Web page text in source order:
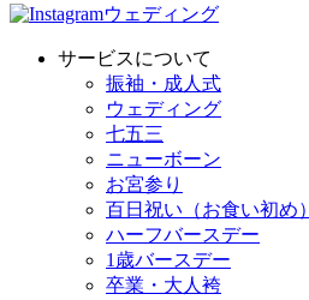
ウェディング
サービスについて
振袖・成人式
ウェディング
七五三
ニューボーン
お宮参り
百日祝い（お食い初め）
ハーフバースデー
1歳バースデー
卒業・大人袴